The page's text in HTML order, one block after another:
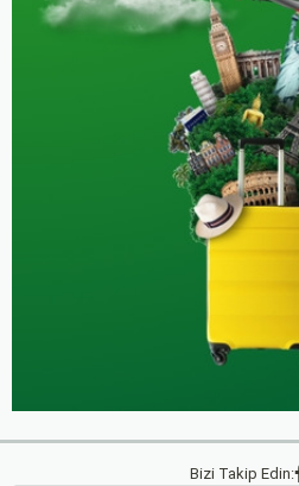
Bizi Takip Edin: